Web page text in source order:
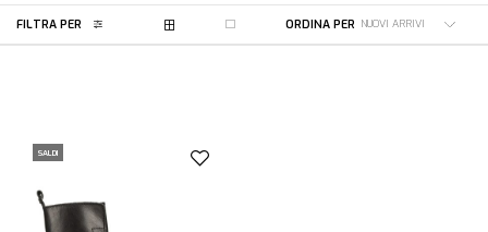
FILTRA PER ORDINA PER
SALDI